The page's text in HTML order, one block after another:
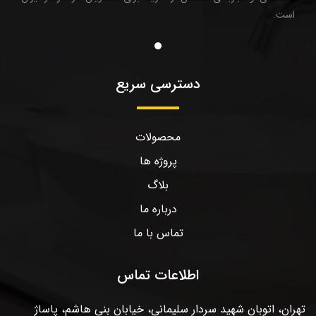
است.
دسترسی سریع
محصولات
پروژه ها
بلاگ
درباره ما
تماس با ما
اطلاعات تماس
تهران، اتوبان شهید سردار سلیمانی، خیابان بنی هاشم، پاساژ